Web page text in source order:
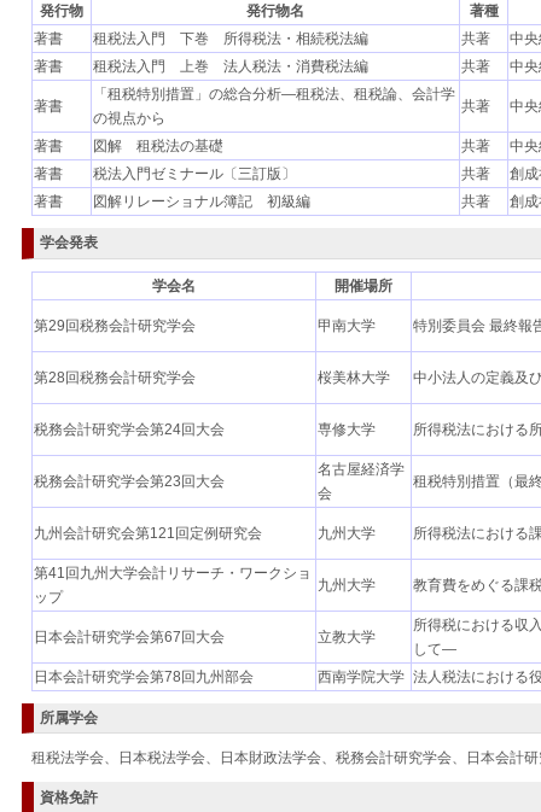
発行物 発行物名
著種
著書
租税法入門 下巻 所得税法・相続税法編 共著
中
著書
租税法入門 上巻 法人税法・消費税法編 共著 中
著書
「租税特別措置」の総合分析―租税法、租税論、会計学
の視点から
共著 中
著書 図解 租税法の基礎 共著
中
著書
税法入門ゼミナール〔三訂版〕 共著
創
著書
図解リレーショナル簿記 初級編 共著 創
学会発表
学会名 開催場所
第29回税務会計研究学会 甲南大学 特別委員会 最終報
第28回税務会計研究学会 桜美林大学 中小法人の定義及
税務会計研究学会第24回大会 専修大学 所得税法における
税務会計研究学会第23回大会
名古屋経済学
会
租税特別措置（最
九州会計研究会第121回定例研究会 九州大学 所得税法における
第41回九州大学会計リサーチ・ワークショ
ップ
九州大学 教育費をめぐる課
日本会計研究学会第67回大会 立教大学
所得税における収
して―
日本会計研究学会第78回九州部会
西南学院大学 法人税法における
所属学会
租税法学会、日本税法学会、日本財政法学会、税務会計研究学会、日本会計
資格免許